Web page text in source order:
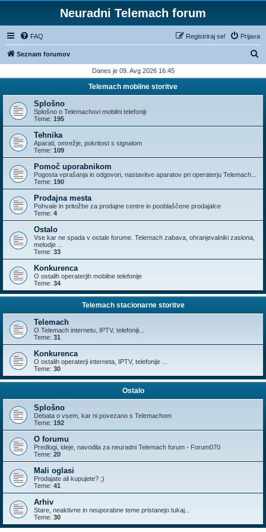
Neuradni Telemach forum
FAQ Prijava
Registriraj se!
Seznam forumov
a
j
Danes je 09. Avg 2026 16:45
Telemach mobilne storitve
Splošno
Splošno o Telemachovi mobilni telefoniji
Teme: 195
Tehnika
Aparati, omrežje, pokritost s signalom
Teme: 109
Pomoč uporabnikom
Pogosta vprašanja in odgovori, nastavitve aparatov pri operaterju Telemach...
Teme: 190
Prodajna mesta
Pohvale in pritožbe za prodajne centre in pooblaščene prodajalce
Teme: 4
Ostalo
Vse kar ne spada v ostale forume. Telemach zabava, ohranjevalniki zaslona,
melodje ...
Teme: 33
Konkurenca
O ostalih operaterjih mobilne telefonije
Teme: 34
Telemach stacionarne storitve
Telemach
O Telemach internetu, IPTV, telefoniji...
Teme: 31
Konkurenca
O ostalih operaterji interneta, IPTV, telefonije ...
Teme: 30
Ostalo
Splošno
Debata o vsem, kar ni povezano s Telemachom
Teme: 192
O forumu
Predlogi, ideje, navodila za neuradni Telemach forum - Forum070
Teme: 20
Mali oglasi
Prodajate ali kupujete? ;)
Teme: 41
Arhiv
Stare, neaktivne in neuporabne teme pristanejo tukaj...
Teme: 30